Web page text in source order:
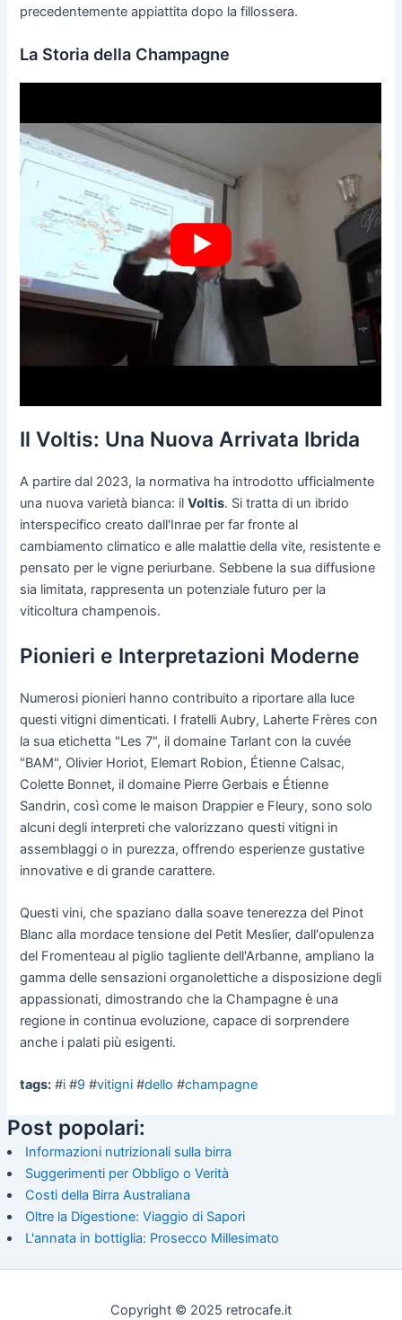
precedentemente appiattita dopo la fillossera.
La Storia della Champagne
Il Voltis: Una Nuova Arrivata Ibrida
A partire dal 2023, la normativa ha introdotto ufficialmente
una nuova varietà bianca: ilVoltis. Si tratta di un ibrido
interspecifico creato dall'Inrae per far fronte al
cambiamento climatico e alle malattie della vite, resistente e
pensato per le vigne periurbane. Sebbene la sua diffusione
sia limitata, rappresenta un potenziale futuro per la
viticoltura champenois.
Pionieri e Interpretazioni Moderne
Numerosi pionieri hanno contribuito a riportare alla luce
questi vitigni dimenticati. I fratelli Aubry, Laherte Frères con
la sua etichetta "Les 7", il domaine Tarlant con la cuvée
"BAM", Olivier Horiot, Elemart Robion, Étienne Calsac,
Colette Bonnet, il domaine Pierre Gerbais e Étienne
Sandrin, così come le maison Drappier e Fleury, sono solo
alcuni degli interpreti che valorizzano questi vitigni in
assemblaggi o in purezza, offrendo esperienze gustative
innovative e di grande carattere.
Questi vini, che spaziano dalla soave tenerezza del Pinot
Blanc alla mordace tensione del Petit Meslier, dall'opulenza
del Fromenteau al piglio tagliente dell'Arbanne, ampliano la
gamma delle sensazioni organolettiche a disposizione degli
appassionati, dimostrando che la Champagne è una
regione in continua evoluzione, capace di sorprendere
anche i palati più esigenti.
tags: #i #9 #vitigni #dello #champagne
Post popolari:
Informazioni nutrizionali sulla birra
Suggerimenti per Obbligo o Verità
Costi della Birra Australiana
Oltre la Digestione: Viaggio di Sapori
L'annata in bottiglia: Prosecco Millesimato
Copyright © 2025 retrocafe.it